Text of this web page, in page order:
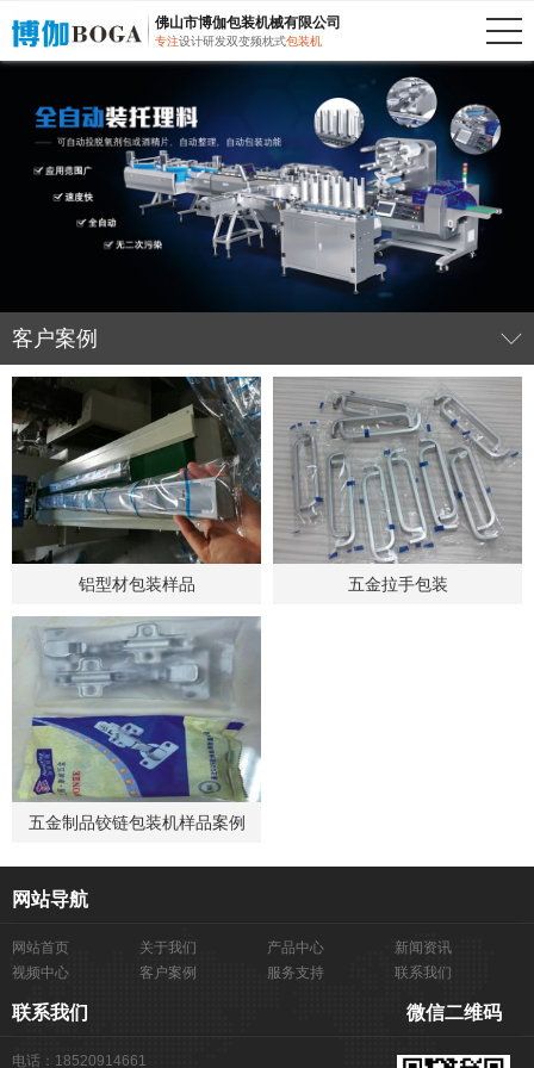
佛山市博伽包装机械有限公司
专注设计研发双变频枕式包装机
客户案例
铝型材包装样品 五金拉手包装
五金制品铰链包装机样品案例
网站导航
网站首页 关于我们 产品中心
新闻资讯
视频中心
客户案例 服务支持 联系我们
联系我们
电话：18520914661
微信二维码